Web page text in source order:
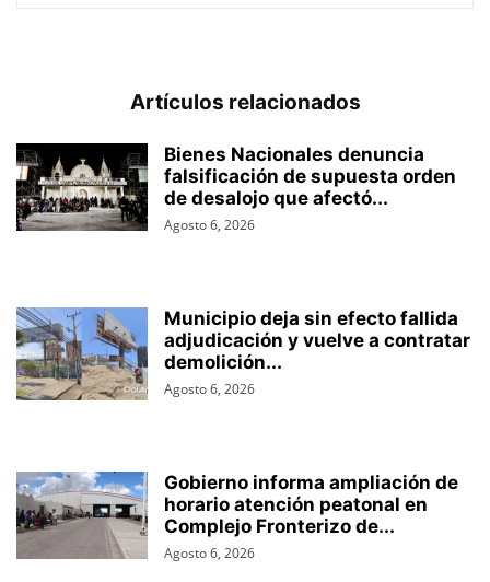
Artículos relacionados
Bienes Nacionales denuncia
falsificación de supuesta orden
de desalojo que afectó...
Agosto 6, 2026
Municipio deja sin efecto fallida
adjudicación y vuelve a contratar
demolición...
Agosto 6, 2026
Gobierno informa ampliación de
horario atención peatonal en
Complejo Fronterizo de...
Agosto 6, 2026